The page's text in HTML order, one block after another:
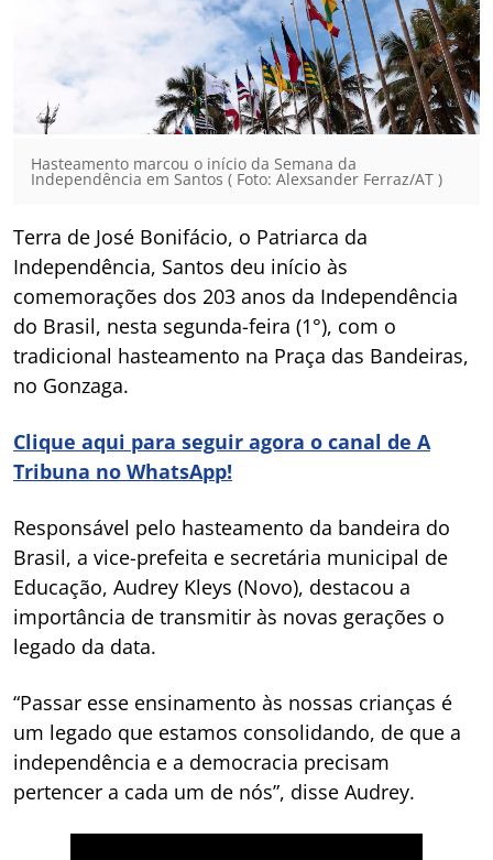
Hasteamento marcou o início da Semana da
Independência em Santos ( Foto: Alexsander Ferraz/AT )
Terra de José Bonifácio, o Patriarca da
Independência, Santos deu início às
comemorações dos 203 anos da Independência
do Brasil, nesta segunda-feira (1°), com o
tradicional hasteamento na Praça das Bandeiras,
no Gonzaga.
Clique aqui para seguir agora o canal de A
Tribuna no WhatsApp!
Responsável pelo hasteamento da bandeira do
Brasil, a vice-prefeita e secretária municipal de
Educação, Audrey Kleys (Novo), destacou a
importância de transmitir às novas gerações o
legado da data.
“Passar esse ensinamento às nossas crianças é
um legado que estamos consolidando, de que a
independência e a democracia precisam
pertencer a cada um de nós”, disse Audrey.